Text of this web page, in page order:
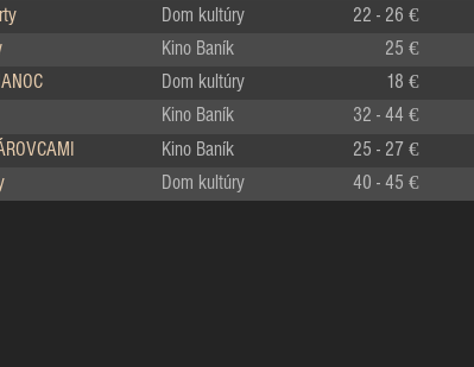
Dom kultúry 22 - 26 €
Kino Baník 25 €
Dom kultúry 18 €
Kino Baník 32 - 44 €
Kino Baník 25 - 27 €
Dom kultúry 40 - 45 €